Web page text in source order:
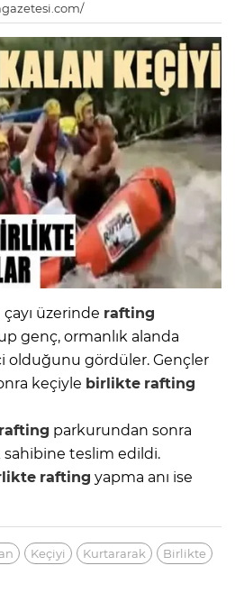
üzerinde rafting
genç, ormanlık alanda
olduğunu gördüler. Gençler
keçiyle birlikte rafting
rafting parkurundan sonra
sahibine teslim edildi.
rafting yapma anı ise
Keçiyi Kurtararak
Birlikte